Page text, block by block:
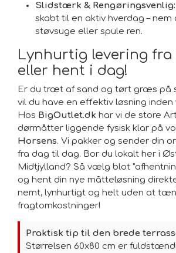
Slidstærk & Rengøringsvenlig:
skabt til en aktiv hverdag – nem
støvsuge eller spule ren.
Lynhurtig levering fra
eller hent i dag!
Er du træt af sand og tørt græs på
vil du have en effektiv løsning inden
Hos BigOutlet.dk har vi de store
dørmåtter liggende fysisk klar på
Horsens. Vi pakker og sender din
fra dag til dag. Bor du lokalt her i
Midtjylland? Så vælg blot
og hent din nye måtteløsning
nemt, lynhurtigt og helt uden at
fragtomkostninger!
Praktisk tip til den brede
Størrelsen 60x80 cm er